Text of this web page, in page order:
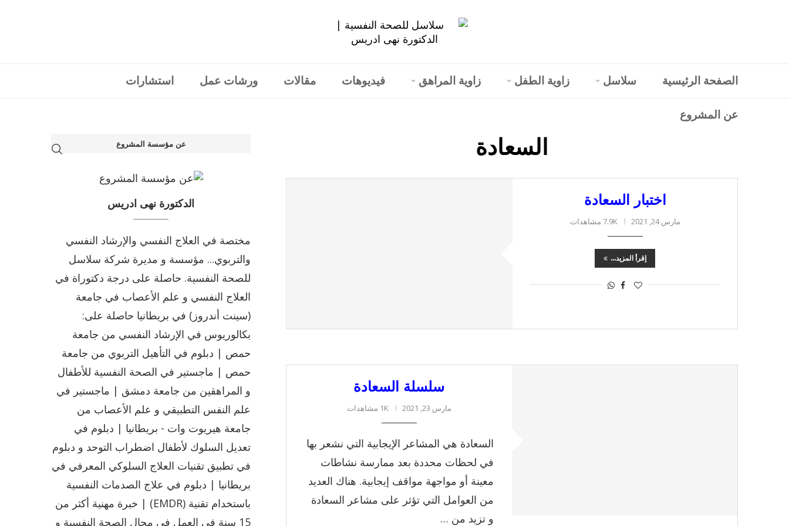
الصفحة الرئيسية سلاسل زاوية الطفل زاوية المراهق فيديوهات مقالات ورشات عمل استشارات
عن المشروع
السعادة
اختبار السعادة
مارس 24, 2021 7.9K مشاهدات
إقرأ المزيد...
سلسلة السعادة
مارس 23, 2021 1K مشاهدات
السعادة هي المشاعر الإيجابية التي نشعر بها
في لحظات محددة بعد ممارسة نشاطات
معينة أو مواجهة مواقف إيجابية. هناك العديد
من العوامل التي تؤثر على مشاعر السعادة
و تزيد من …
عن مؤسسة المشروع
الدكتورة نهى ادريس
مختصة في العلاج النفسي والإرشاد النفسي
والتربوي... مؤسسة و مديرة شركة سلاسل
للصحة النفسية. حاصلة على درجة دكتوراة في
العلاج النفسي و علم الأعصاب في جامعة
(سينت أندروز) في بريطانيا حاصلة على:
بكالوريوس في الإرشاد النفسي من جامعة
حمص | دبلوم في التأهيل التربوي من جامعة
حمص | ماجستير في الصحة النفسية للأطفال
و المراهقين من جامعة دمشق | ماجستير في
علم النفس التطبيقي و علم الأعصاب من
جامعة هيريوت وات - بريطانيا | دبلوم في
تعديل السلوك لأطفال اضطراب التوحد و دبلوم
في تطبيق تقنيات العلاج السلوكي المعرفي في
بريطانيا | دبلوم في علاج الصدمات النفسية
باستخدام تقنية (EMDR) | خبرة مهنية أكثر من
15 سنة في العمل في مجال الصحة النفسية و